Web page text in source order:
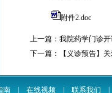
附件2.doc
上一篇： 我院药学门诊
下一篇：
【义诊预告】
南 在线视频 联系我们